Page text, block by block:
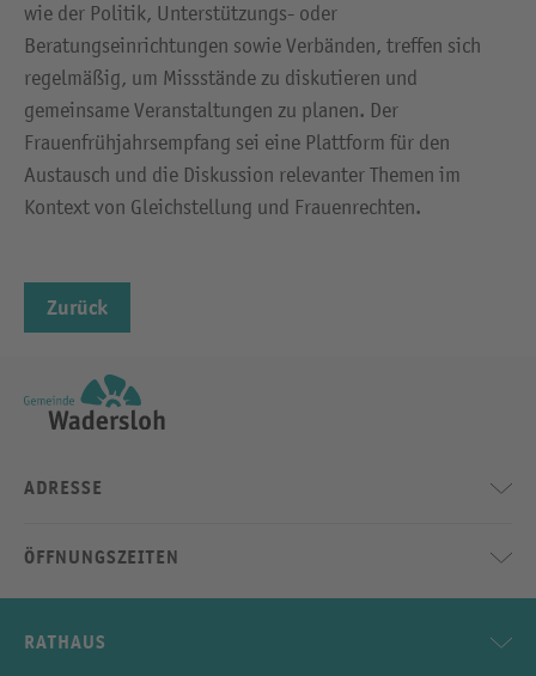
wie der Politik, Unterstützungs- oder
Beratungseinrichtungen sowie Verbänden, treffen sich
regelmäßig, um Missstände zu diskutieren und
gemeinsame Veranstaltungen zu planen. Der
Frauenfrühjahrsempfang sei eine Plattform für den
Austausch und die Diskussion relevanter Themen im
Kontext von Gleichstellung und Frauenrechten.
Zurück
ADRESSE
ÖFFNUNGSZEITEN
RATHAUS